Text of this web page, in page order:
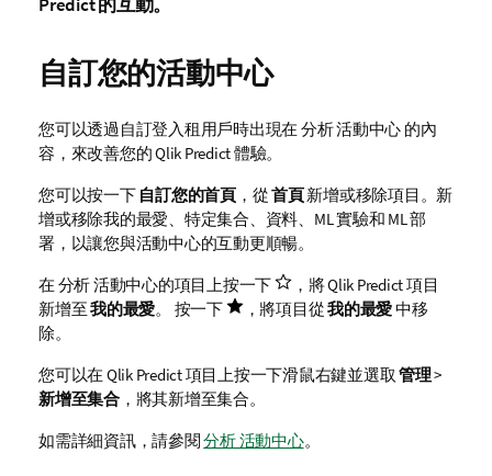
Predict的互動。
自訂您的活動中心
您可以透過自訂登入租用戶時出現在 分析活動中心 的內
容，來改善您的Qlik Predict體驗。
您可以按一下 自訂您的首頁，從首頁新增或移除項目。新
增或移除我的最愛、特定集合、資料、ML 實驗和 ML 部
署，以讓您與活動中心的互動更順暢。
在 分析活動中心的項目上按一下 ，將Qlik Predict項目
新增至我的最愛。 按一下 ，將項目從我的最愛中移
除。
您可以在 Qlik Predict項目上按一下滑鼠右鍵並選取 管理>
新增至集合，將其新增至集合。
如需詳細資訊，請參閱分析 活動中心。